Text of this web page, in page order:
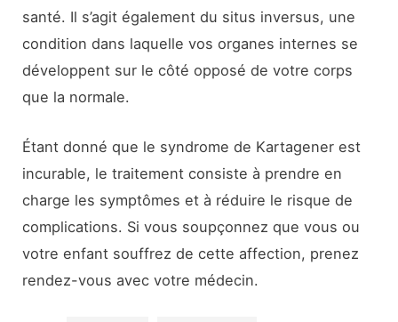
santé. Il s’agit également du situs inversus, une
condition dans laquelle vos organes internes se
développent sur le côté opposé de votre corps
que la normale.
Étant donné que le syndrome de Kartagener est
incurable, le traitement consiste à prendre en
charge les symptômes et à réduire le risque de
complications. Si vous soupçonnez que vous ou
votre enfant souffrez de cette affection, prenez
rendez-vous avec votre médecin.